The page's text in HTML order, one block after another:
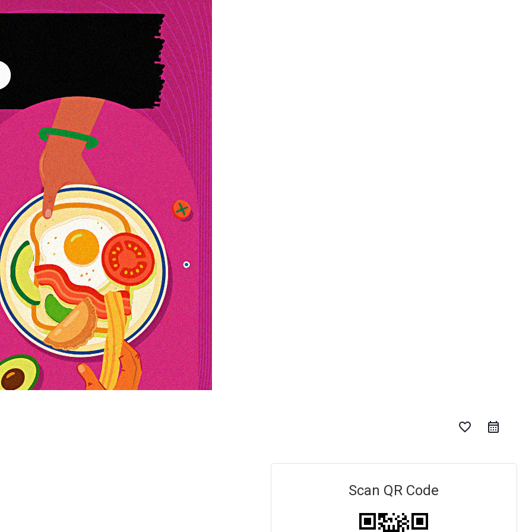
favorite_border
Scan QR Code